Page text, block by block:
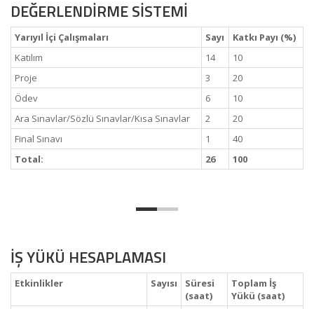
DEĞERLENDİRME SİSTEMİ
Yarıyıl İçi Çalışmaları Sayı
Katkı Payı (%)
Katılım
14
10
Proje
3
20
Ödev
6
10
Ara Sınavlar/Sözlü Sınavlar/Kısa Sınavlar
2
20
Final Sınavı
1
40
Total:
26 100
İŞ YÜKÜ HESAPLAMASI
Etkinlikler Sayısı
Süresi
(saat)
Toplam İş
Yükü (saat)